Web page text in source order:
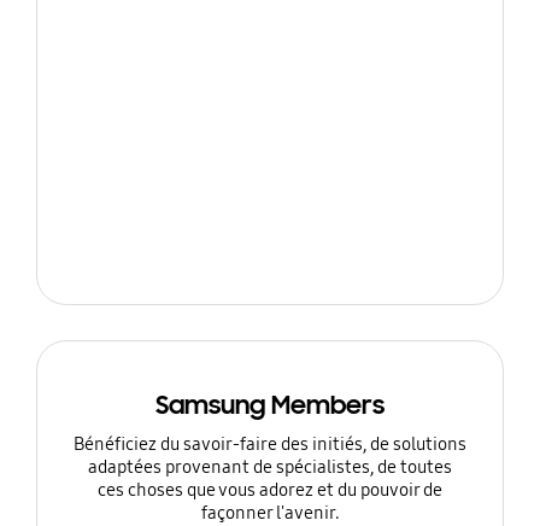
Samsung Members
Bénéficiez du savoir-faire des initiés, de solutions
adaptées provenant de spécialistes, de toutes
ces choses que vous adorez et du pouvoir de
façonner l'avenir.